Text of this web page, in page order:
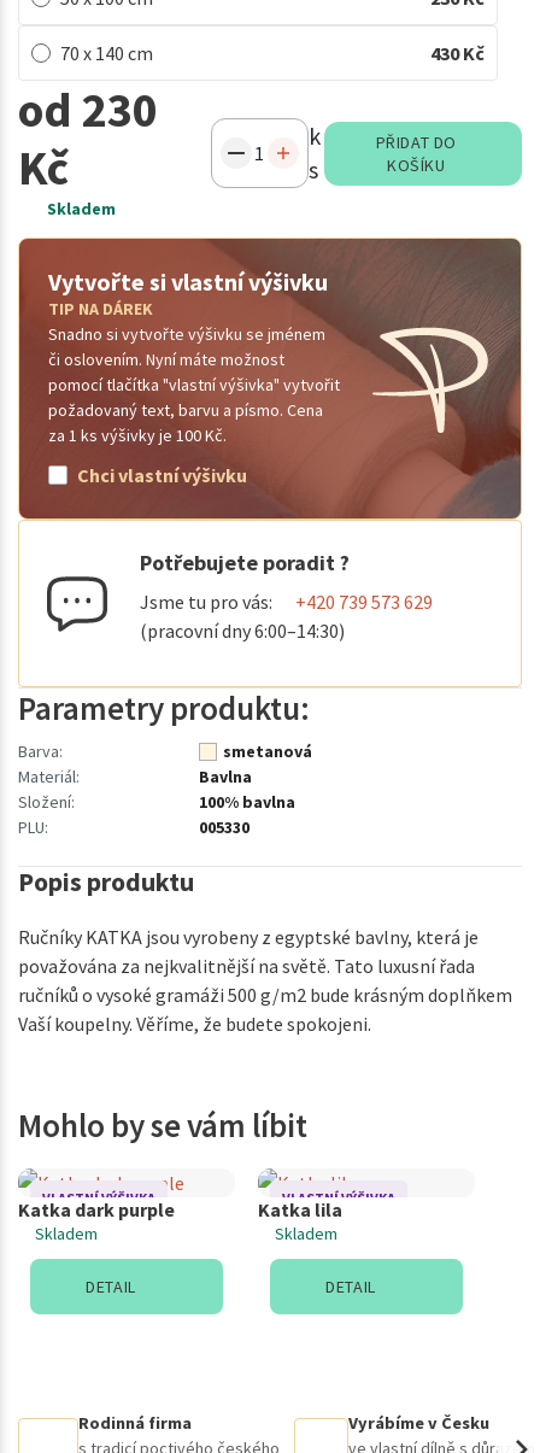
70 x 140 cm 430Kč
od 230
Kč
Skladem
k
s
PŘIDAT DO
KOŠÍKU
Vytvořte si vlastní výšivku
TIP NA DÁREK
Snadno si vytvořte výšivku se jménem
či oslovením. Nyní máte možnost
pomocí tlačítka "vlastní výšivka" vytvořit
požadovaný text, barvu a písmo. Cena
za 1 ks výšivky je 100 Kč.
Chci vlastní výšivku
Potřebujete poradit ?
Jsme tu pro vás:
+420 739 573 629
(pracovní dny 6:00–14:30)
Parametry produktu:
Barva:
smetanová
Materiál:
Bavlna
Složení:
100% bavlna
PLU:
005330
Popis produktu
Ručníky KATKA jsou vyrobeny z egyptské bavlny, která je
považována za nejkvalitnější na světě. Tato luxusní řada
ručníků o vysoké gramáži 500 g/m2 bude krásným doplňkem
Vaší koupelny. Věříme, že budete spokojeni.
Mohlo by se vám líbit
VLASTNÍ VÝŠIVKA
Katka dark purple
Skladem
DETAIL
VLASTNÍ VÝŠIVKA
Katka lila
Skladem
DETAIL
Rodinná firma
s tradicí poctivého českého
Vyrábíme v Česku
ve vlastní dílně s důrazem